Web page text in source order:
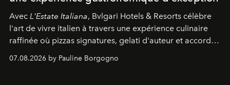
Avec L'Estate Italiana, Bvlgari Hotels & Resorts célèbre
l'art de vivre italien à travers une expérience culinaire
raffinée où pizzas signatures, gelati d'auteur et accords
d'exception composent un véritable voyage sensoriel.
07.08.2026 by Pauline Borgogno